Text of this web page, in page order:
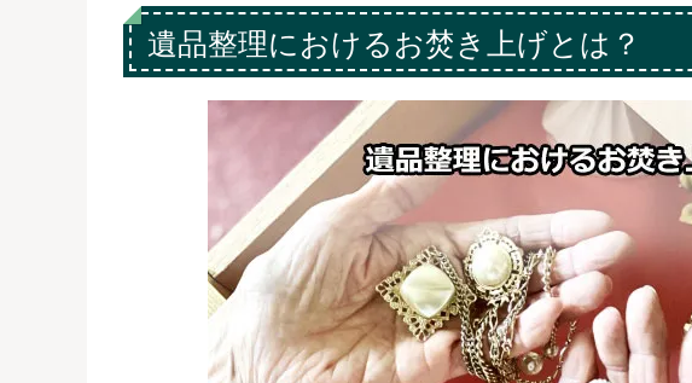
遺品整理におけるお焚き上げとは？